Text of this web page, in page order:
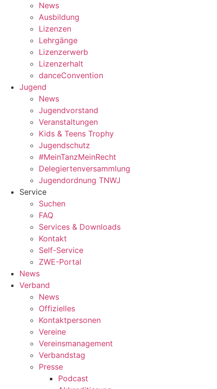
News
Ausbildung
Lizenzen
Lehrgänge
Lizenzerwerb
Lizenzerhalt
danceConvention
Jugend
News
Jugendvorstand
Veranstaltungen
Kids & Teens Trophy
Jugendschutz
#MeinTanzMeinRecht
Delegiertenversammlung
Jugendordnung TNWJ
Service
Suchen
FAQ
Services & Downloads
Kontakt
Self-Service
ZWE-Portal
News
Verband
News
Offizielles
Kontaktpersonen
Vereine
Vereinsmanagement
Verbandstag
Presse
Podcast